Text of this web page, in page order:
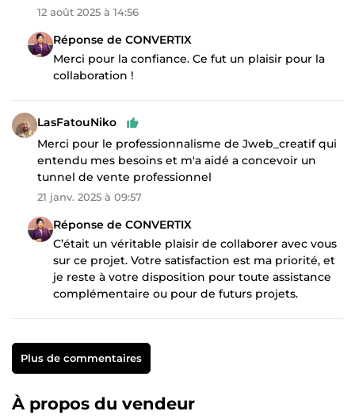
12 août 2025 à 14:56
Réponse de CONVERTIX
Merci pour la confiance. Ce fut un plaisir pour la
collaboration !
LasFatouNiko
Merci pour le professionnalisme de Jweb_creatif qui
entendu mes besoins et m'a aidé a concevoir un
tunnel de vente professionnel
21 janv. 2025 à 09:57
Réponse de CONVERTIX
C’était un véritable plaisir de collaborer avec vous
sur ce projet. Votre satisfaction est ma priorité, et
je reste à votre disposition pour toute assistance
complémentaire ou pour de futurs projets.
Plus de commentaires
À propos du vendeur